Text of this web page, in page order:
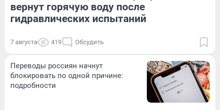
вернут горячую воду после
гидравлических испытаний
7 августа 419 Обсудить
Переводы россиян начнут
блокировать по одной причине:
подробности